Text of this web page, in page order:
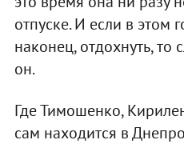
отпуске. И если в этом
наконец, отдохнуть, то
он.
Где Тимошенко,
сам находится в